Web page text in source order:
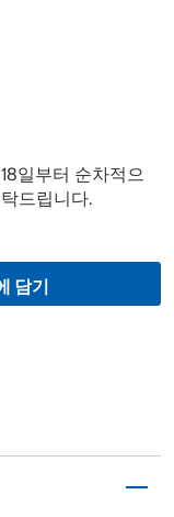
일부터 순차적으
드립니다.
담기